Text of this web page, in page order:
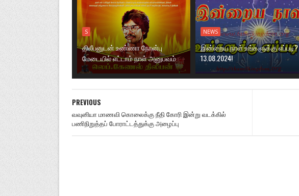
S
திலீபனுடன் உண்ணா நோன்பு
மேடையில் எட்டாம் நாள் அனுபவம்
NEWS
இன்றைய நாள் உங்களுக்கு எப்படி?
13.08.2024!
PREVIOUS
வவுனியா மாணவி கொலைக்கு நீதி கோரி இன்று வடக்கில்
பணிநிறுத்தப் போராட்டத்துக்கு அழைப்பு